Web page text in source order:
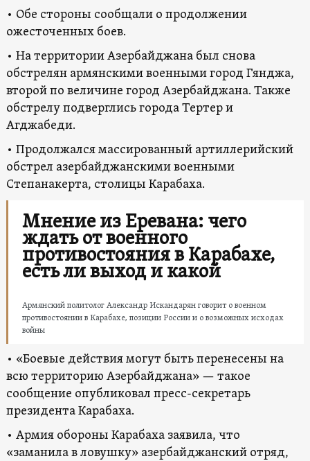
• Обе стороны сообщали о продолжении
ожесточенных боев.
• На территории Азербайджана был снова
обстрелян армянскими военными город Гянджа,
второй по величине город Азербайджана. Также
обстрелу подверглись города Тертер и
Агджабеди.
• Продолжался массированный артиллерийский
обстрел азербайджанскими военными
Степанакерта, столицы Карабаха.
Мнение из Еревана: чего
ждать от военного
противостояния в Карабахе,
есть ли выход и какой
Армянский политолог Александр Искандарян говорит о военном
противостоянии в Карабахе, позиции России и о возможных исходах
войны
• «Боевые действия могут быть перенесены на
всю территорию Азербайджана» — такое
сообщение опубликовал пресс-секретарь
президента Карабаха.
• Армия обороны Карабаха заявила, что
«заманила в ловушку» азербайджанский отряд,